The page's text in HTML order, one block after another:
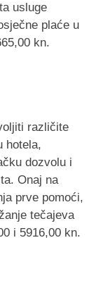
usluge
plaće u
kn.
različite
hotela,
dozvolu i
Onaj na
prve pomoći,
tečajeva
i 5916,00 kn.